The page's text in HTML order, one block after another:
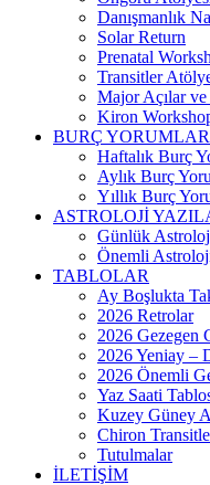
Danışmanlık
Solar Return
Prenatal
Transitler
Major Açılar
Kiron
BURÇ
Haftalık Burç
Aylık Burç
Yıllık Burç
ASTROLOJİ
Günlük
Önemli
TABLOLAR
Ay Boşlukta
2026 Retrolar
2026 Gezegen
2026 Yeniay –
2026 Önemli
Yaz Saati
Kuzey Güney
Chiron
Tutulmalar
İLETİŞİM